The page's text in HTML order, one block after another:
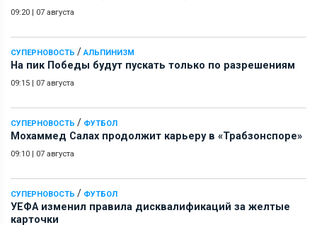
09:20 | 07 августа
СУПЕРНОВОСТЬ / АЛЬПИНИЗМ
На пик Победы будут пускать только по разрешениям
09:15 | 07 августа
СУПЕРНОВОСТЬ / ФУТБОЛ
Мохаммед Салах продолжит карьеру в «Трабзонспоре»
09:10 | 07 августа
СУПЕРНОВОСТЬ / ФУТБОЛ
УЕФА изменил правила дисквалификаций за желтые
карточки